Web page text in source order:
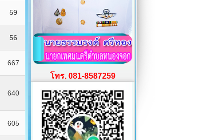
59
56
667
640
605
โทร. 081-8587259